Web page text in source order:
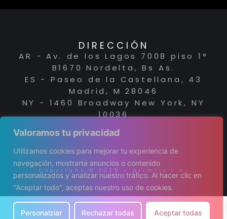
Valoramos tu privacidad
Utilizamos cookies para mejorar tu experiencia de
navegación, mostrarte anuncios o contenido
personalizados y analizar nuestro tráfico. Al hacer clic en
"Aceptar todo", aceptas nuestro uso de cookies.
Personalziar Rechazar todas Aceptar todas
DIRECCIÓN
AR - Av. de los Lagos 7008 piso 1°
B1670 Nordelta, Bs As.
ES - Paseo de la Castellana, 43
Madrid, M 28046
NY - 1460 Broadway New York, NY
10036
Copyright © 2025 – Drimfix S.A.